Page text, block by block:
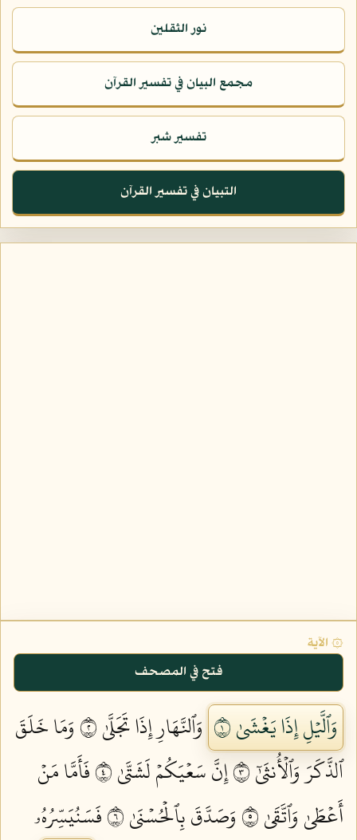
نور الثقلين
مجمع البيان في تفسير القرآن
تفسير شبر
التبيان في تفسير القرآن
۞ الآية
فتح في المصحف
وَٱلَّيۡلِ إِذَا يَغۡشَىٰ ١ وَٱلنَّهَارِ إِذَا تَجَلَّىٰ ٢
وَمَا خَلَقَ
ٱلذَّكَرَ وَٱلۡأُنثَىٰٓ ٣
إِنَّ سَعۡيَكُمۡ لَشَتَّىٰ ٤
فَأَمَّا مَنۡ
أَعۡطَىٰ وَٱتَّقَىٰ ٥
وَصَدَّقَ بِٱلۡحُسۡنَىٰ ٦
فَسَنُيَسِّرُهُۥ